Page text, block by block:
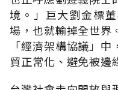
境。」巨大劉金標
場，也就輸掉全世界
「經濟架構協議」
貿正常化、避免被邊